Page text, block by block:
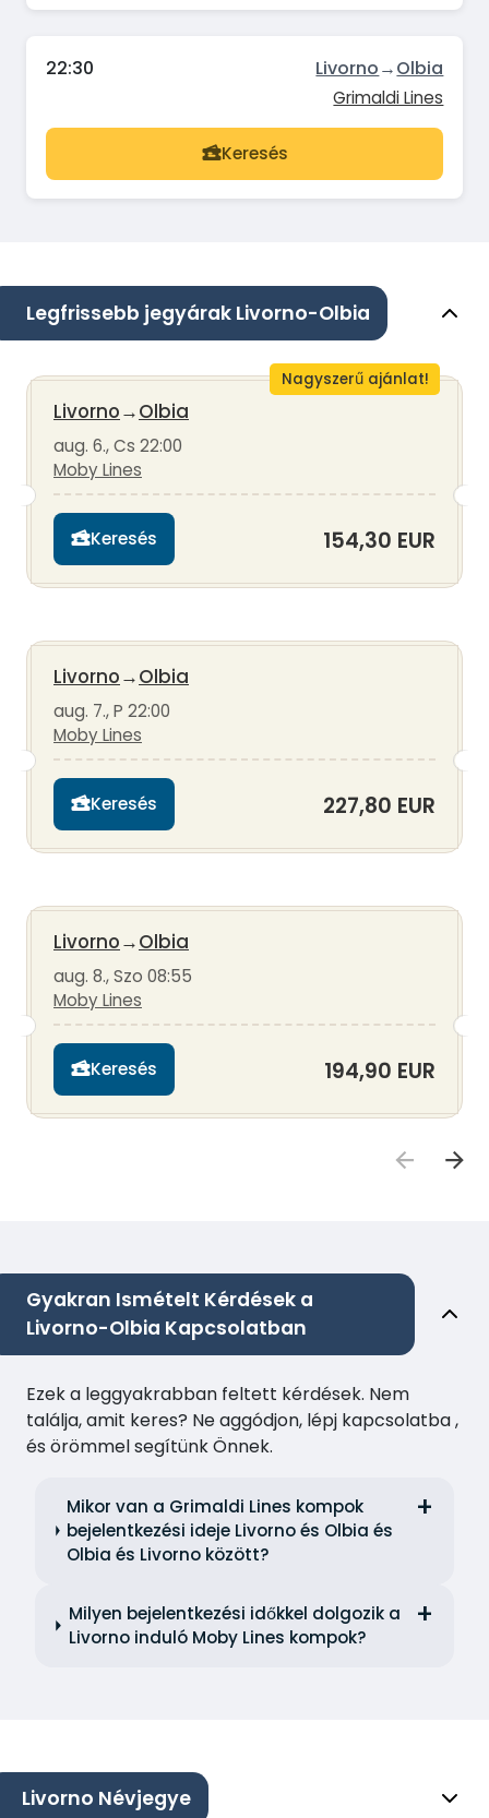
22:30 Livorno→Olbia
Grimaldi Lines
Keresés
Legfrissebb jegyárak Livorno-Olbia
Nagyszerű ajánlat!
Livorno→Olbia
aug. 6., Cs 22:00
Moby Lines
Keresés 154,30 EUR
Livorno→Olbia
aug. 7., P 22:00
Moby Lines
Keresés 227,80 EUR
Livorno→Olbia
aug. 8., Szo 08:55
Moby Lines
Keresés 194,90 EUR
Gyakran Ismételt Kérdések a
Livorno-Olbia Kapcsolatban
Ezek a leggyakrabban feltett kérdések. Nem
találja, amit keres? Ne aggódjon, lépj kapcsolatba ,
és örömmel segítünk Önnek.
Mikor van a Grimaldi Lines kompok
bejelentkezési ideje Livorno és Olbia és
Olbia és Livorno között?
Milyen bejelentkezési időkkel dolgozik a
Livorno induló Moby Lines kompok?
Livorno Névjegye